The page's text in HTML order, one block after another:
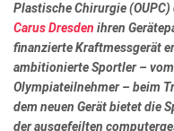
Kampf gegen Krebs
Hören
Lebensart
Plastische Chirurgie (OUPC)
Carus Dresden ihren
finanzierte Kraftmessgerät
ambitionierte Sportler –
Olympiateilnehmer – beim
dem neuen Gerät bietet die
der ausgefeilten